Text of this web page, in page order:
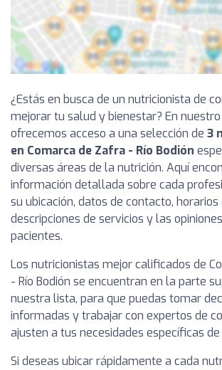
¿Estás en busca de un nutricionista de
mejorar tu salud y bienestar? En
ofrecemos acceso a una selección de 3
en Comarca de Zafra - Río Bodión
diversas áreas de la nutrición. Aquí
información detallada sobre cada
su ubicación, datos de contacto,
descripciones de servicios y las
pacientes.
Los nutricionistas mejor calificados de
- Río Bodión se encuentran en la parte
nuestra lista, para que puedas tomar
informadas y trabajar con expertos de
ajusten a tus necesidades específicas de
Si deseas ubicar rápidamente a cada